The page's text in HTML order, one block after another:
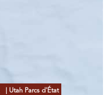
| Utah Parcs d'État